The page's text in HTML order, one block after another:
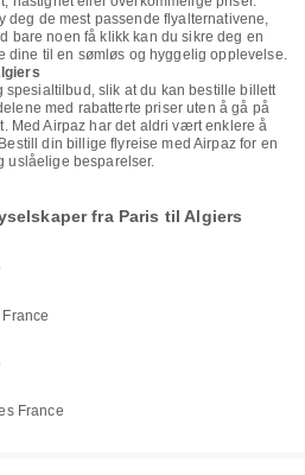
deg de mest passende flyalternativene,
bare noen få klikk kan du sikre deg en
dine til en sømløs og hyggelig opplevelse.
spesialtilbud, slik at du kan bestille billett
med rabatterte priser uten å gå på
Med Airpaz har det aldri vært enklere å
din billige flyreise med Airpaz for en
uslåelige besparelser.
fra Paris til Algiers
France